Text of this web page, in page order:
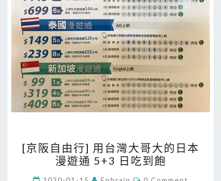
京
阪
自
[京阪自由行] 用台灣大哥大的日本
漫遊通 5+3 日吃到飽
C